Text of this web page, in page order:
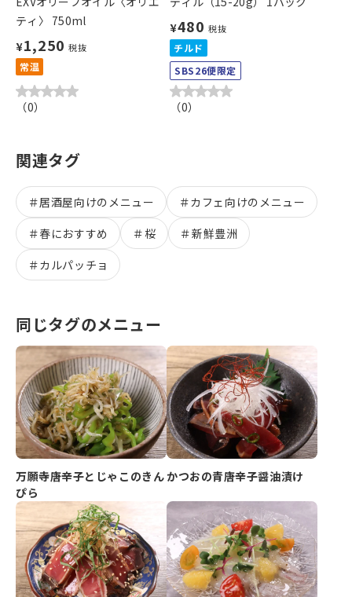
ティ〉 750ml
¥1,250 税抜
常温
（0）
¥480 税抜
チルド
SBS26便限定
（0）
関連タグ
＃居酒屋向けのメニュー ＃カフェ向けのメニュー
＃春におすすめ ＃桜 ＃新鮮豊洲
＃カルパッチョ
同じタグのメニュー
万願寺唐辛子とじゃこのきん
ぴら
かつおの青唐辛子醤油漬け